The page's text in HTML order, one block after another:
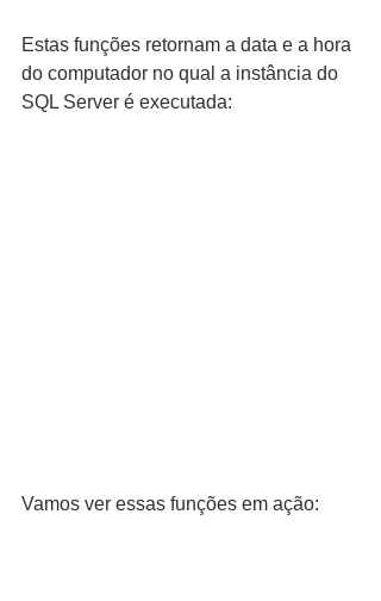
Estas funções retornam a data e a hora
do computador no qual a instância do
SQL Server é executada:
Vamos ver essas funções em ação: